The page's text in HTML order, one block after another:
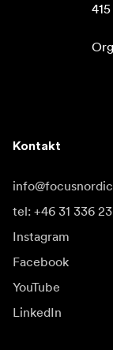
Kontakt
tel: +46 31 336
Instagram
Facebook
YouTube
LinkedIn